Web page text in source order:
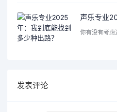
你有没有考虑
发表评论